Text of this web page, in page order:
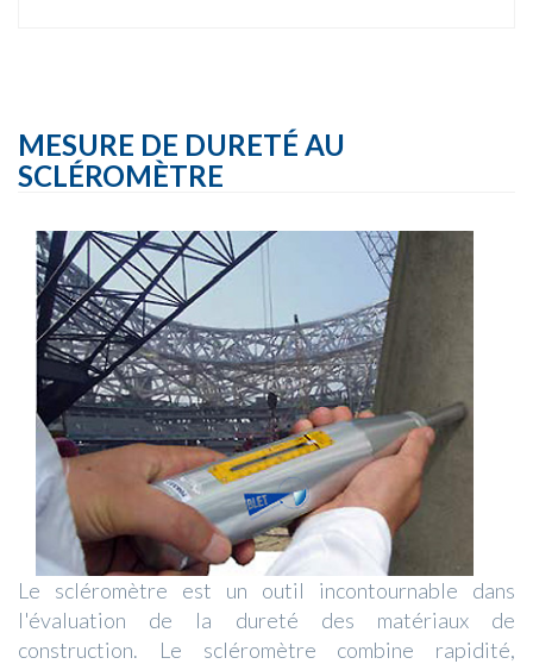
MESURE DE DURETÉ AU
SCLÉROMÈTRE
Le scléromètre est un outil incontournable dans
l'évaluation de la dureté des matériaux de
construction. Le scléromètre combine rapidité,